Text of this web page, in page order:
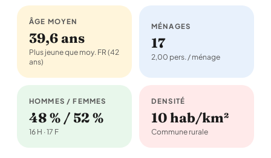
ÂGE MOYEN
39,6 ans
Plus jeune que moy. FR (42
ans)
MÉNAGES
17
2,00 pers. / ménage
HOMMES / FEMMES
48 % / 52 %
16 H · 17 F
DENSITÉ
10 hab/km²
Commune rurale